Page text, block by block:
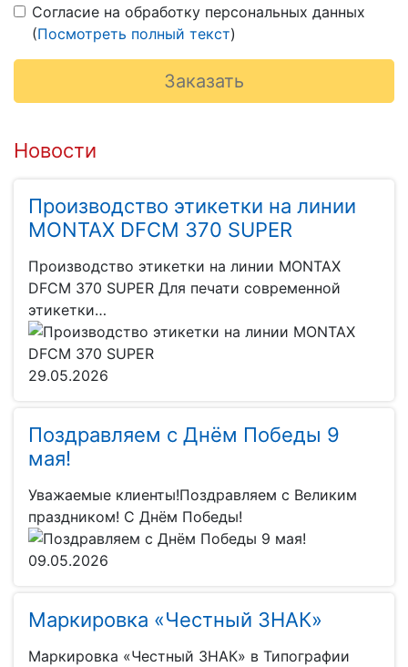
Согласие на обработку персональных данных
(Посмотреть полный текст)
Новости
Производство этикетки на линии
MONTAX DFCM 370 SUPER
Производство этикетки на линии MONTAX
DFCM 370 SUPER Для печати современной
этикетки…
29.05.2026
Поздравляем с Днём Победы 9
мая!
Уважаемые клиенты!Поздравляем с Великим
праздником! С Днём Победы!
09.05.2026
Маркировка «Честный ЗНАК»
Маркировка «Честный ЗНАК» в Типографии